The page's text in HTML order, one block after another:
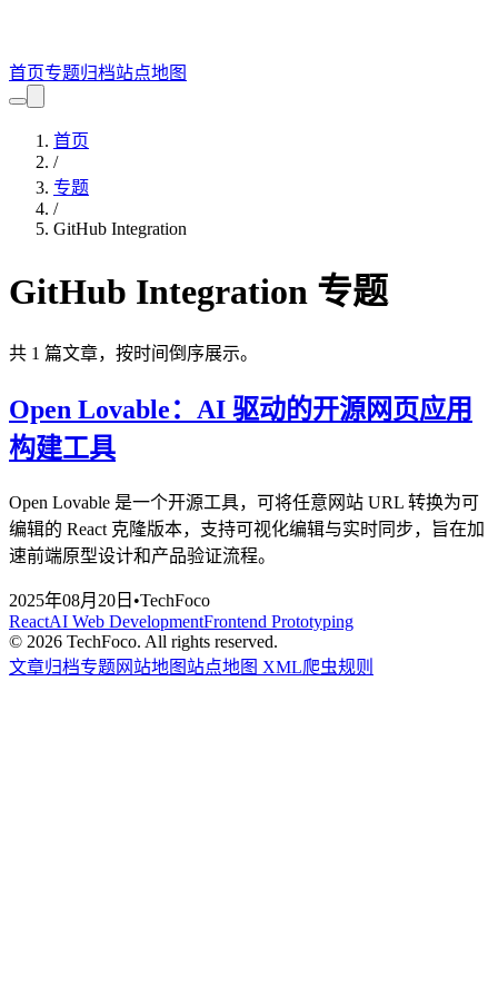
首页专题归档站点地图
首页
/
专题
/
GitHub Integration
GitHub Integration 专题
共 1 篇文章，按时间倒序展示。
Open Lovable：AI 驱动的开源网页应用
构建工具
Open Lovable 是一个开源工具，可将任意网站 URL 转换为可
编辑的 React 克隆版本，支持可视化编辑与实时同步，旨在加
速前端原型设计和产品验证流程。
2025年08月20日 •TechFoco
ReactAI Web DevelopmentFrontend Prototyping
© 2026 TechFoco. All rights reserved.
文章归档专题 网站地图 站点地图 XML爬虫规则